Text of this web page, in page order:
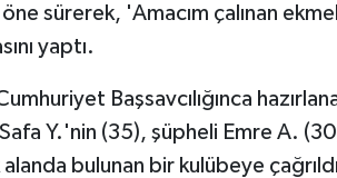
öne sürerek, 'Amacım çalınan
yaptı.
Başsavcılığınca
Y.'nin (35), şüpheli Emre A.
alanda bulunan bir kulübeye